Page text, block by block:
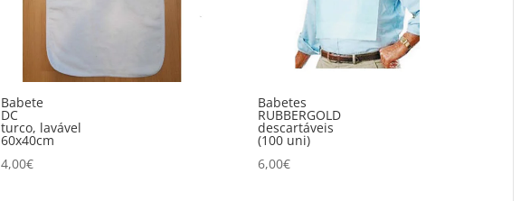
Babete
DC
turco, lavável
60x40cm
4,00€
Babetes
RUBBERGOLD
descartáveis
(100 uni)
6,00€